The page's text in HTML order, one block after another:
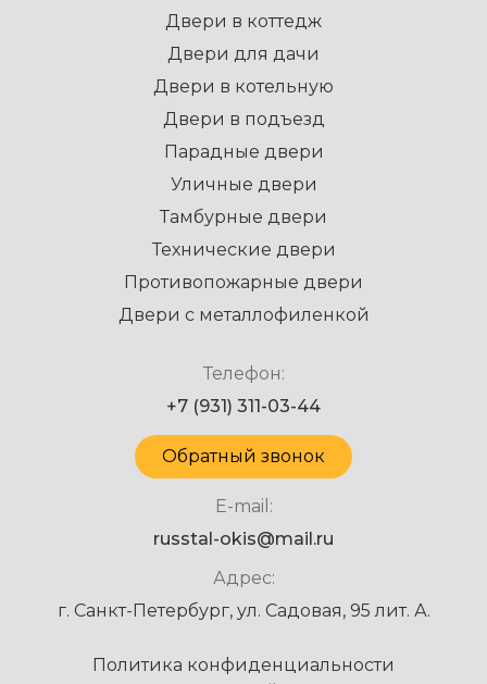
Двери в коттедж
Двери для дачи
Двери в котельную
Двери в подъезд
Парадные двери
Уличные двери
Тамбурные двери
Технические двери
Противопожарные двери
Двери с металлофиленкой
Телефон:
+7 (931) 311-03-44
Обратный звонок
E-mail:
russtal-okis@mail.ru
Адрес:
г. Санкт-Петербург, ул. Садовая, 95 лит. А.
Политика конфиденциальности